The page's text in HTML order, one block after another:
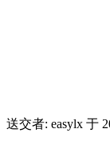
送交者: easylx 于